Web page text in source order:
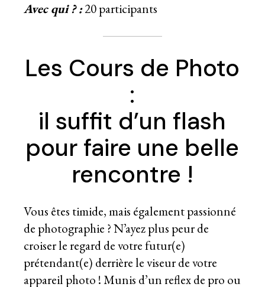
Avec qui ? :20 participants
Les Cours de Photo
:
il suffit d’un flash
pour faire une belle
rencontre !
Vous êtes timide, mais également passionné
de photographie ? N’ayez plus peur de
croiser le regard de votre futur(e)
prétendant(e) derrière le viseur de votre
appareil photo ! Munis d’un reflex de pro ou